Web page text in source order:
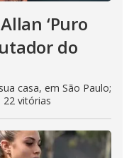
‘Puro
do
casa, em São Paulo;
22 vitórias